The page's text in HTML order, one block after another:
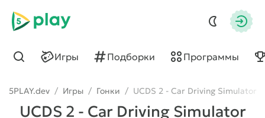
5play
Игры Подборки Программы
Найти
5PLAY.dev / Игры / Гонки / UCDS 2 - Car Driving Simulator
UCDS 2 - Car Driving Simulator